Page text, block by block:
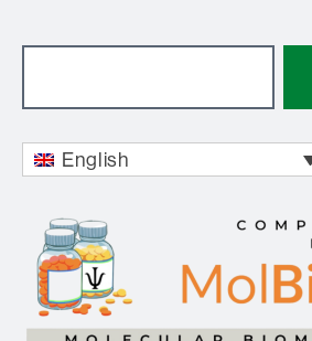
Search
English